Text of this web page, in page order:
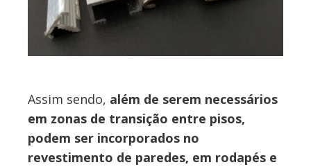
Assim sendo, além de serem necessários
em zonas de transição entre pisos,
podem ser incorporados no
revestimento de paredes, em rodapés e